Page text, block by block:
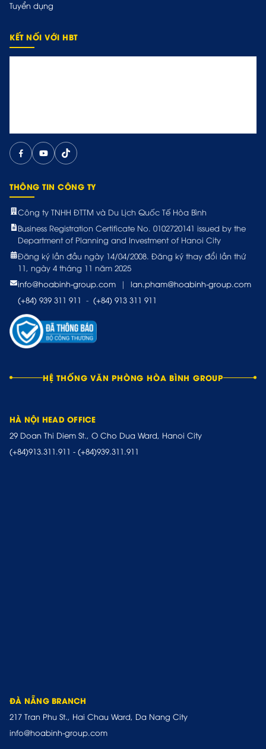
Tuyển dụng
KẾT NỐI VỚI HBT
THÔNG TIN CÔNG TY
Công ty TNHH ĐTTM và Du Lịch Quốc Tế Hòa Bình
Business Registration Certificate No. 0102720141 issued by the
Department of Planning and Investment of Hanoi City
Đăng ký lần đầu ngày 14/04/2008. Đăng ký thay đổi lần thứ
11, ngày 4 tháng 11 năm 2025
info@hoabinh-group.com
|
lan.pham@hoabinh-group.com
(+84) 939 311 911 - (+84) 913 311 911
HỆ THỐNG VĂN PHÒNG HÒA BÌNH GROUP
HÀ NỘI HEAD OFFICE
29 Doan Thi Diem St., O Cho Dua Ward, Hanoi City
(+84)913.311.911 - (+84)939.311.911
ĐÀ NẴNG BRANCH
217 Tran Phu St., Hai Chau Ward, Da Nang City
info@hoabinh-group.com